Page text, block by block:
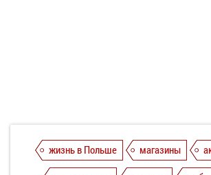
жизнь в Польше магазины